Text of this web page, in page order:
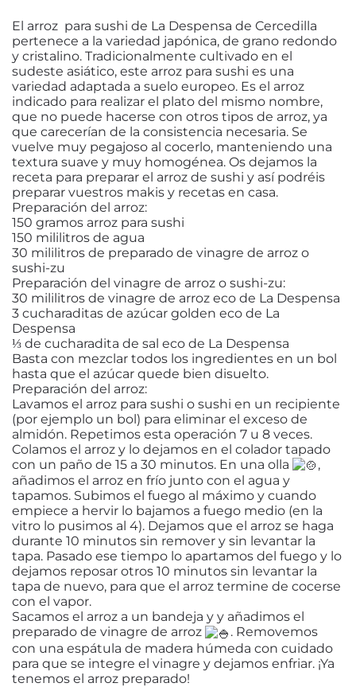
El arroz para sushi de La Despensa de Cercedilla
pertenece a la variedad japónica, de grano redondo
y cristalino. Tradicionalmente cultivado en el
sudeste asiático, este arroz para sushi es una
variedad adaptada a suelo europeo. Es el arroz
indicado para realizar el plato del mismo nombre,
que no puede hacerse con otros tipos de arroz, ya
que carecerían de la consistencia necesaria. Se
vuelve muy pegajoso al cocerlo, manteniendo una
textura suave y muy homogénea. Os dejamos la
receta para preparar el arroz de sushi y así podréis
preparar vuestros makis y recetas en casa.
Preparación del arroz:
150 gramos arroz para sushi
150 mililitros de agua
30 mililitros de preparado de vinagre de arroz o
sushi-zu
Preparación del vinagre de arroz o sushi-zu:
30 mililitros de vinagre de arroz eco de La Despensa
3 cucharaditas de azúcar golden eco de La
Despensa
⅓ de cucharadita de sal eco de La Despensa
Basta con mezclar todos los ingredientes en un bol
hasta que el azúcar quede bien disuelto.
Preparación del arroz:
Lavamos el arroz para sushi o sushi en un recipiente
(por ejemplo un bol) para eliminar el exceso de
almidón. Repetimos esta operación 7 u 8 veces.
Colamos el arroz y lo dejamos en el colador tapado
con un paño de 15 a 30 minutos. En una olla
,
añadimos el arroz en frío junto con el agua y
tapamos. Subimos el fuego al máximo y cuando
empiece a hervir lo bajamos a fuego medio (en la
vitro lo pusimos al 4). Dejamos que el arroz se haga
durante 10 minutos sin remover y sin levantar la
tapa. Pasado ese tiempo lo apartamos del fuego y lo
dejamos reposar otros 10 minutos sin levantar la
tapa de nuevo, para que el arroz termine de cocerse
con el vapor.
Sacamos el arroz a un bandeja y y añadimos el
preparado de vinagre de arroz
. Removemos
con una espátula de madera húmeda con cuidado
para que se integre el vinagre y dejamos enfriar. ¡Ya
tenemos el arroz preparado!